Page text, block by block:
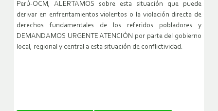
Perú-OCM, ALERTAMOS sobre esta situación que puede
derivar en enfrentamientos violentos o la violación directa de
derechos fundamentales de los referidos pobladores y
DEMANDAMOS URGENTE ATENCIÓN por parte del gobierno
local, regional y central a esta situación de conflictividad.